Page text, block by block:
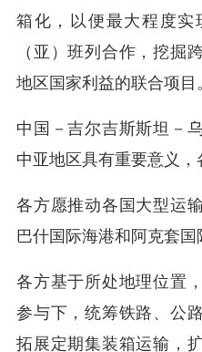
箱化，以便最大程度实
（亚）班列合作，挖掘
地区国家利益的联合项目
中国－吉尔吉斯斯坦－
中亚地区具有重要意义，
各方愿推动各国大型运
巴什国际海港和阿克套国
各方基于所处地理位置
参与下，统筹铁路、公
拓展定期集装箱运输，